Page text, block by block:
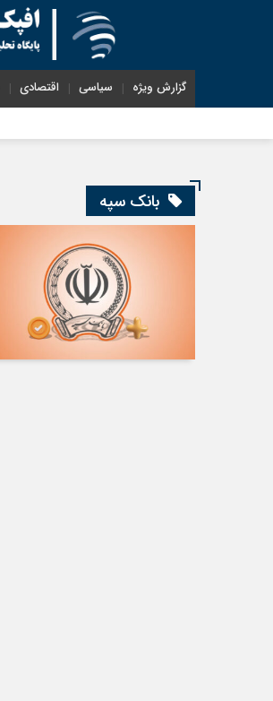
گزارش ویژه سیاسی اقتصادی
بانک سپه